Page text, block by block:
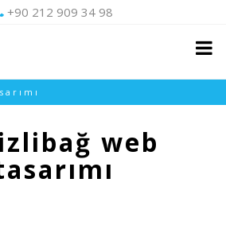
+90 212 909 34 98
web